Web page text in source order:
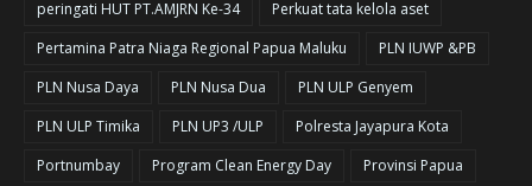
peringati HUT PT.AMJRN Ke-34
Perkuat tata kelola aset
Pertamina Patra Niaga Regional Papua Maluku
PLN IUWP &PB
PLN Nusa Daya
PLN Nusa Dua
PLN ULP Genyem
PLN ULP Timika
PLN UP3 /ULP
Polresta Jayapura Kota
Portnumbay
Program Clean Energy Day
Provinsi Papua